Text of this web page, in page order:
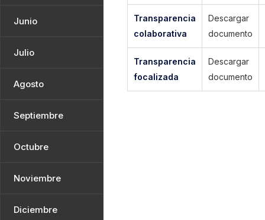
Junio
Julio
Agosto
Septiembre
Octubre
Noviembre
Diciembre
Transparencia
colaborativa
Descargar
documento
Transparencia
focalizada
Descargar
documento